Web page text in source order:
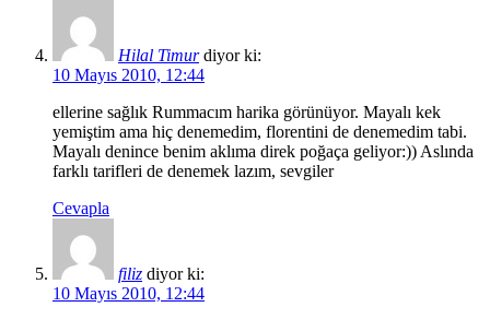
Hilal Timur diyor ki:
10 Mayıs 2010, 12:44
ellerine sağlık Rummacım harika görünüyor. Mayalı kek
yemiştim ama hiç denemedim, florentini de denemedim tabi.
Mayalı denince benim aklıma direk poğaça geliyor:)) Aslında
farklı tarifleri de denemek lazım, sevgiler
Cevapla
filiz diyor ki:
10 Mayıs 2010, 12:44